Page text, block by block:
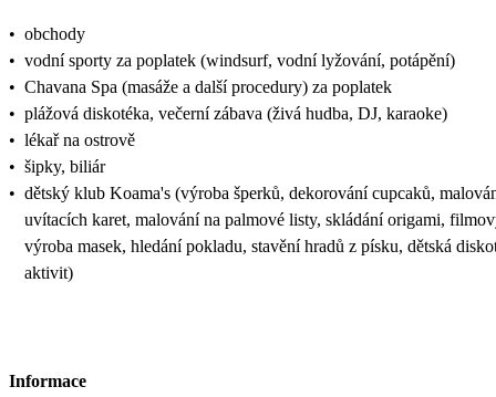
• obchody
• vodní sporty za poplatek (windsurf, vodní lyžování, potápění)
• Chavana Spa (masáže a další procedury) za poplatek
• plážová diskotéka, večerní zábava (živá hudba, DJ, karaoke)
• lékař na ostrově
• šipky, biliár
• dětský klub Koama's (výroba šperků, dekorování cupcaků,
uvítacích karet, malování na palmové listy, skládání origami,
výroba masek, hledání pokladu, stavění hradů z písku, dětská
aktivit)
Informace